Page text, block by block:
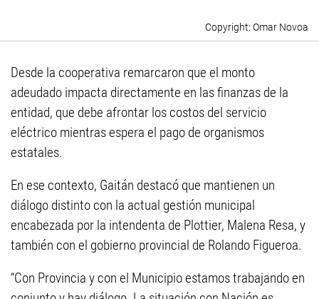
Omar Novoa
Desde la cooperativa remarcaron que el monto
adeudado impacta directamente en las finanzas de la
entidad, que debe afrontar los costos del servicio
eléctrico mientras espera el pago de organismos
estatales.
En ese contexto, Gaitán destacó que mantienen un
diálogo distinto con la actual gestión municipal
encabezada por la intendenta de Plottier, Malena Resa, y
también con el gobierno provincial de Rolando Figueroa.
“Con Provincia y con el Municipio estamos trabajando en